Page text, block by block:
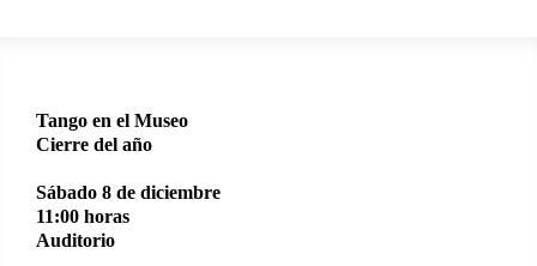
Tango en el Museo
Cierre del año
Sábado 8 de diciembre
11:00 horas
Auditorio